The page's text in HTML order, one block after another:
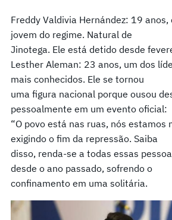
Freddy Valdivia Hernández: 19
jovem do regime. Natural de
Jinotega. Ele está detido desde
Lesther Aleman: 23 anos, um dos
mais conhecidos. Ele se tornou
uma figura nacional porque ousou
pessoalmente em um evento oficial:
“O povo está nas ruas, nós estamos
exigindo o fim da repressão. Saiba
disso, renda-se a todas essas
desde o ano passado, sofrendo o
confinamento em uma solitária.